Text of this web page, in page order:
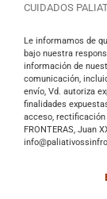
CUIDADOS
Le informamos de
bajo nuestra
información de
comunicación,
envío, Vd. autoriza
finalidades
acceso, rectificación
FRONTERAS, Juan